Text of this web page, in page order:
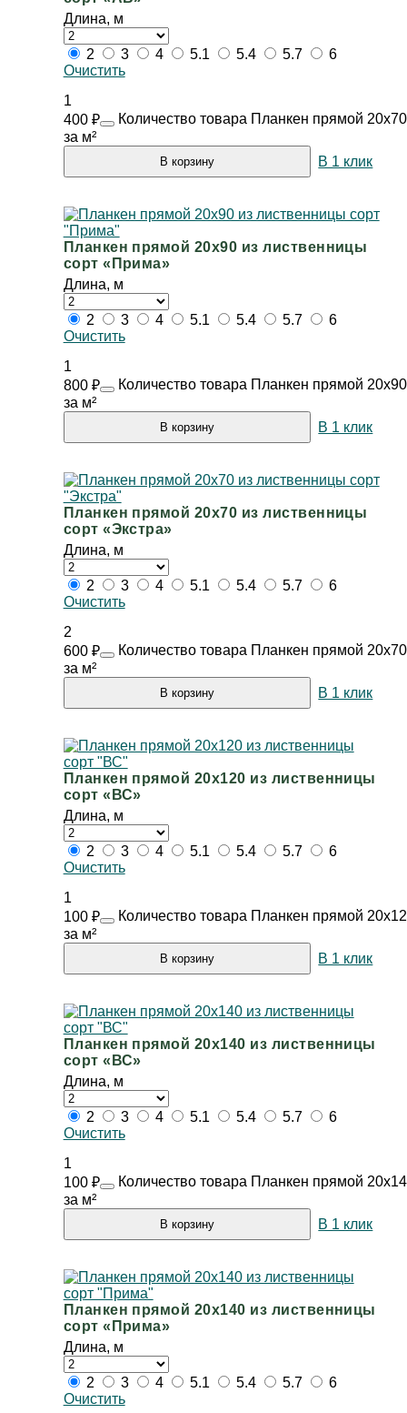
Длина, м
2 3 4 5.1 5.4 5.7
6
Очистить
1
400 ₽
за м²
Количество товара Планкен прямой
В корзину В 1 клик
Планкен прямой 20х90 из лиственницы
сорт «Прима»
Длина, м
2 3 4 5.1 5.4 5.7
6
Очистить
1
800 ₽
за м²
Количество товара Планкен прямой
В корзину В 1 клик
Планкен прямой 20х70 из лиственницы
сорт «Экстра»
Длина, м
2 3 4 5.1 5.4 5.7
6
Очистить
2
600 ₽
за м²
Количество товара Планкен прямой
В корзину В 1 клик
Планкен прямой 20х120 из лиственницы
сорт «ВС»
Длина, м
2 3 4 5.1 5.4 5.7
6
Очистить
1
100 ₽
за м²
Количество товара Планкен прямой
В корзину В 1 клик
Планкен прямой 20х140 из лиственницы
сорт «ВС»
Длина, м
2 3 4 5.1 5.4 5.7
6
Очистить
1
100 ₽
за м²
Количество товара Планкен прямой
В корзину В 1 клик
Планкен прямой 20х140 из лиственницы
сорт «Прима»
Длина, м
2 3 4 5.1 5.4 5.7
6
Очистить